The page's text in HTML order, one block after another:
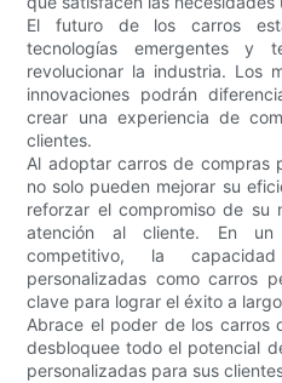
El futuro de los carros
tecnologías emergentes y
revolucionar la industria. Los
innovaciones podrán
crear una experiencia de
clientes.
Al adoptar carros de compras
no solo pueden mejorar su
reforzar el compromiso de su
atención al cliente. En
competitivo, la
personalizadas como carros
clave para lograr el éxito a
Abrace el poder de los carros
desbloquee todo el potencial
personalizadas para sus